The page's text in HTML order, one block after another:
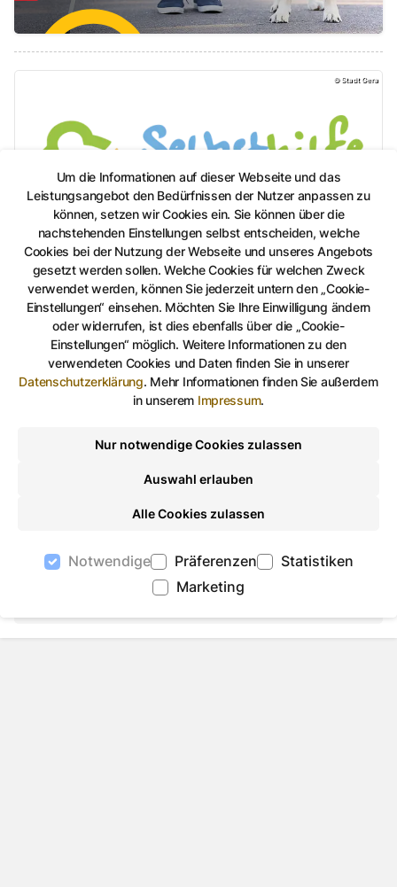
Um die Informationen auf dieser Webseite und das
Leistungsangebot den Bedürfnissen der Nutzer anpassen zu
können, setzen wir Cookies ein. Sie können über die
nachstehenden Einstellungen selbst entscheiden, welche
Cookies bei der Nutzung der Webseite und unseres Angebots
gesetzt werden sollen. Welche Cookies für welchen Zweck
verwendet werden, können Sie jederzeit untern den „Cookie-
Einstellungen“ einsehen. Möchten Sie Ihre Einwilligung ändern
oder widerrufen, ist dies ebenfalls über die „Cookie-
Einstellungen“ möglich. Weitere Informationen zu den
verwendeten Cookies und Daten finden Sie in unserer
Datenschutzerklärung. Mehr Informationen finden Sie außerdem
in unserem Impressum.
Nur notwendige Cookies zulassen
Auswahl erlauben
Alle Cookies zulassen
Notwendige Präferenzen
Statistiken
Marketing
© Stadt Gera
Selbsthilfegruppen
In Selbsthilfegruppen treffen sich Menschen, die ähnliche
Probleme, Krankheiten oder Behinderungen haben. Sie
tauschen ihre Erfahrungen aus und stärken sich gegenseitig
bei der Bewältigung schwieriger Lebenssituationen.
Sinnesbehindertengeld
Auf Facebook teilen
Auf Twitter teilenPer Link teilen